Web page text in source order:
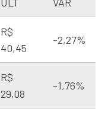
R$
40,45
-2,27%
R$
29,08
-1,76%